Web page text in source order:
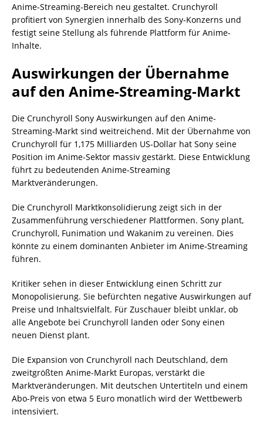
Anime-Streaming-Bereich neu gestaltet. Crunchyroll
profitiert von Synergien innerhalb des Sony-Konzerns und
festigt seine Stellung als führende Plattform für Anime-
Inhalte.
Auswirkungen der Übernahme
auf den Anime-Streaming-Markt
Die Crunchyroll Sony Auswirkungen auf den Anime-
Streaming-Markt sind weitreichend. Mit der Übernahme von
Crunchyroll für 1,175 Milliarden US-Dollar hat Sony seine
Position im Anime-Sektor massiv gestärkt. Diese Entwicklung
führt zu bedeutenden Anime-Streaming
Marktveränderungen.
Die Crunchyroll Marktkonsolidierung zeigt sich in der
Zusammenführung verschiedener Plattformen. Sony plant,
Crunchyroll, Funimation und Wakanim zu vereinen. Dies
könnte zu einem dominanten Anbieter im Anime-Streaming
führen.
Kritiker sehen in dieser Entwicklung einen Schritt zur
Monopolisierung. Sie befürchten negative Auswirkungen auf
Preise und Inhaltsvielfalt. Für Zuschauer bleibt unklar, ob
alle Angebote bei Crunchyroll landen oder Sony einen
neuen Dienst plant.
Die Expansion von Crunchyroll nach Deutschland, dem
zweitgrößten Anime-Markt Europas, verstärkt die
Marktveränderungen. Mit deutschen Untertiteln und einem
Abo-Preis von etwa 5 Euro monatlich wird der Wettbewerb
intensiviert.